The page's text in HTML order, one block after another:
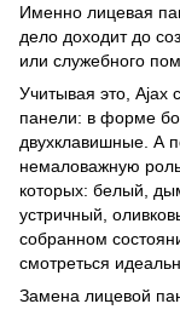
Именно лицевая
дело доходит до
или служебного
Учитывая это, Ajax
панели: в форме
двухклавишные. А
немаловажную
которых: белый,
устричный,
собранном
смотреться
Замена лицевой